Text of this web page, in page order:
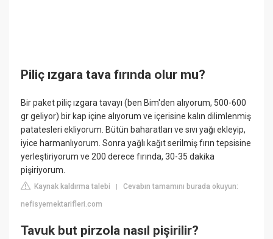
Piliç ızgara tava fırında olur mu?
Bir paket piliç ızgara tavayı (ben Bim'den alıyorum, 500-600
gr geliyor) bir kap içine alıyorum ve içerisine kalın dilimlenmiş
patatesleri ekliyorum. Bütün baharatları ve sıvı yağı ekleyip,
iyice harmanlıyorum. Sonra yağlı kağıt serilmiş fırın tepsisine
yerleştiriyorum ve 200 derece fırında, 30-35 dakika
pişiriyorum.
Kaynak kaldırma talebi |Cevabın tamamını burada okuyun:
nefisyemektarifleri.com
Tavuk but pirzola nasıl pişirilir?